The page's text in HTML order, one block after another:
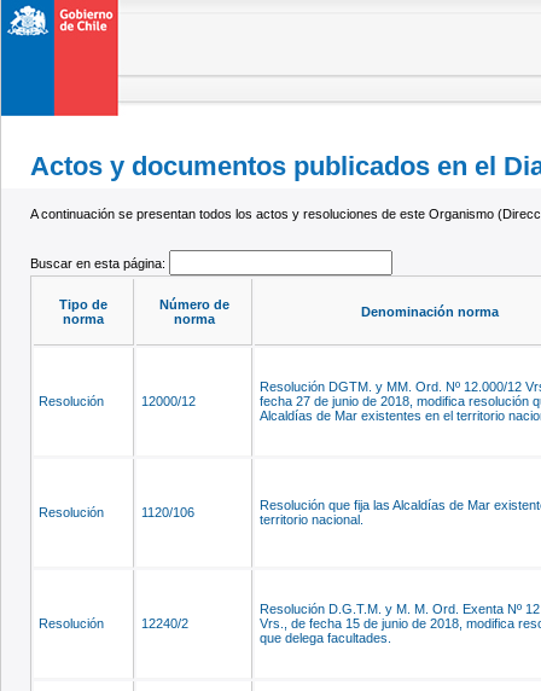
Actos y documentos publicados en el
A continuación se presentan todos los actos y resoluciones de este Organismo
Buscar en esta página:
Tipo de
norma
Número de
norma
Denominación norma
Resolución 12000/12
Resolución DGTM. y MM. Ord. Nº 12.000/12
fecha 27 de junio de 2018, modifica resolución
Alcaldías de Mar existentes en el territorio
Resolución 1120/106
Resolución que fija las Alcaldías de Mar
territorio nacional.
Resolución 12240/2
Resolución D.G.T.M. y M. M. Ord. Exenta Nº
Vrs., de fecha 15 de junio de 2018, modifica
que delega facultades.